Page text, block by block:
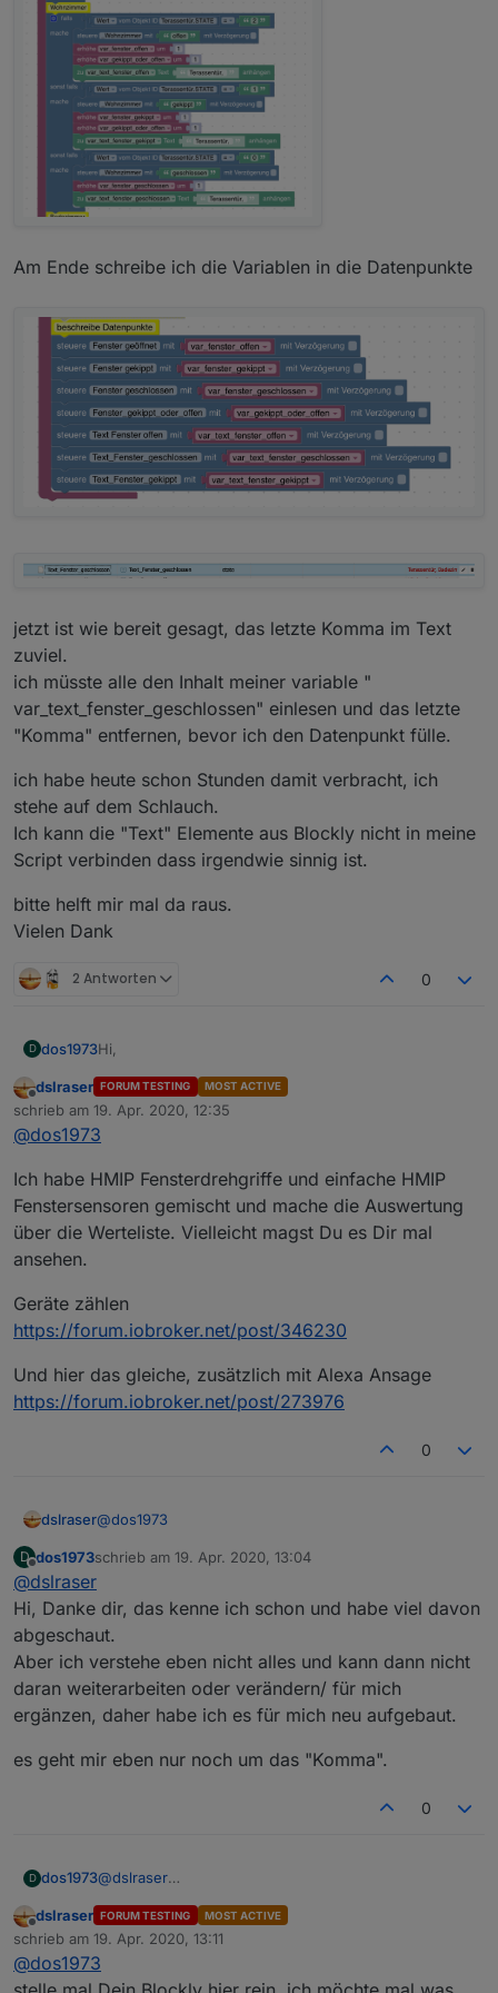
Am Ende schreibe ich die Variablen in die Datenpunkte
jetzt ist wie bereit gesagt, das letzte Komma im Text
zuviel.
ich müsste alle den Inhalt meiner variable "
var_text_fenster_geschlossen" einlesen und das letzte
"Komma" entfernen, bevor ich den Datenpunkt fülle.
ich habe heute schon Stunden damit verbracht, ich
stehe auf dem Schlauch.
Ich kann die "Text" Elemente aus Blockly nicht in meine
Script verbinden dass irgendwie sinnig ist.
bitte helft mir mal da raus.
Vielen Dank
2 Antworten 0
D dos1973Hi,
ich versuche ein "letztes Komma" in meinem DP zu
entfernen, aber egal wo ich ansetze es zerschiesst
mir mein Blockly. Es gibt ein Haufen Fenster Status
was ich gerne wollte. Ich also nachfolgendes Blockly
und es funktioniert einwandfrei nur habe ich eben ein
"letztes Komma" in meinem DP, das ich aus
"Perfektionsgründen" gerne weg hätte.
mein Blockly ist bestimmt nich so elegant wieviele
ich gehe reagier auf die Trigger der HM Fenstergriffe
und schreibe abhängig davon in variable den Namen
der Fenster.
Datenpunkte
Offline
dslraser FORUM TESTING MOST ACTIVE
schrieb am 19. Apr. 2020, 12:35
zuletzt editiert von
@dos1973
Ich habe HMIP Fensterdrehgriffe und einfache HMIP
Fenstersensoren gemischt und mache die Auswertung
über die Werteliste. Vielleicht magst Du es Dir mal
ansehen.
Geräte zählen
https://forum.iobroker.net/post/346230
Und hier das gleiche, zusätzlich mit Alexa Ansage
https://forum.iobroker.net/post/273976
0
dslraser@dos1973
Ich habe HMIP Fensterdrehgriffe und einfache HMIP
Auswertung über die Werteliste. Vielleicht magst Du
Geräte zählen
https://forum.iobroker.net/post/346230
Und hier das gleiche, zusätzlich mit Alexa Ansage
https://forum.iobroker.net/post/273976
D
Offline
dos1973schrieb am 19. Apr. 2020, 13:04
zuletzt editiert von
@dslraser
Hi, Danke dir, das kenne ich schon und habe viel davon
abgeschaut.
Aber ich verstehe eben nicht alles und kann dann nicht
daran weiterarbeiten oder verändern/ für mich
ergänzen, daher habe ich es für mich neu aufgebaut.
es geht mir eben nur noch um das "Komma".
0
D dos1973@dslraser
davon abgeschaut.
Aber ich verstehe eben nicht alles und kann dann
nicht daran weiterarbeiten oder verändern/ für mich
ergänzen, daher habe ich es für mich neu aufgebaut.
es geht mir eben nur noch um das "Komma".
Offline
dslraser FORUM TESTING MOST ACTIVE
schrieb am 19. Apr. 2020, 13:11
zuletzt editiert von
@dos1973